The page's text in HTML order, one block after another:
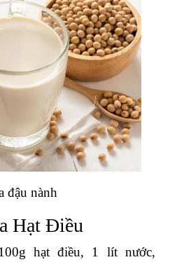
đậu nành
Hạt Điều
hạt điều, 1 lít nước,